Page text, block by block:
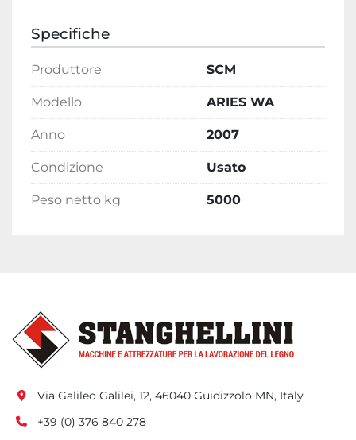
Specifiche
Produttore SCM
Modello ARIES WA
Anno 2007
Condizione Usato
Peso netto kg 5000
Via Galileo Galilei, 12, 46040 Guidizzolo MN, Italy
+39 (0) 376 840 278